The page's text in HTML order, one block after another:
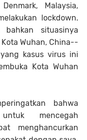
Malaysia,
lockdown.
situasinya
Wuhan, China--
kasus virus ini
Kota Wuhan
bahwa
mencegah
menghancurkan